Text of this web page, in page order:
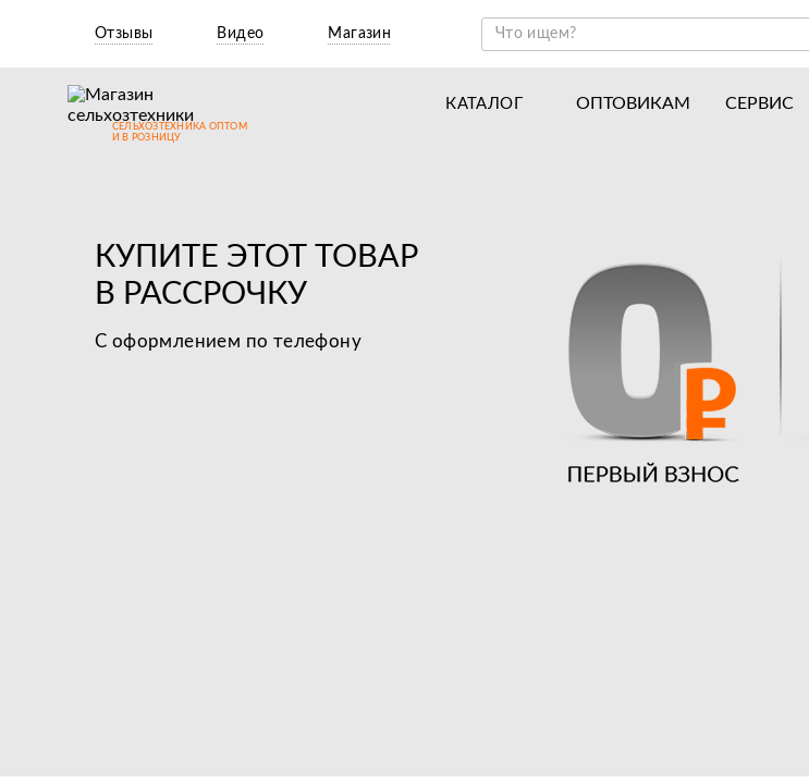
Отзывы Видео Магазин
СЕЛЬХОЗТЕХНИКА ОПТОМ
И В РОЗНИЦУ
КАТАЛОГ
Навесное оборудование для мотоблоков
ОПТОВИКАМ СЕРВИС
Новости
Отзывы
Вакансии
Гарантия
КУПИТЕ ЭТОТ ТОВАР
В РАССРОЧКУ
С оформлением по телефону